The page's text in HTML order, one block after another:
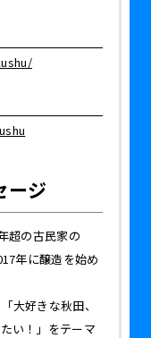
ージ
超の古民家の
年に醸造を始め
大好きな秋田、
い！」をテーマ